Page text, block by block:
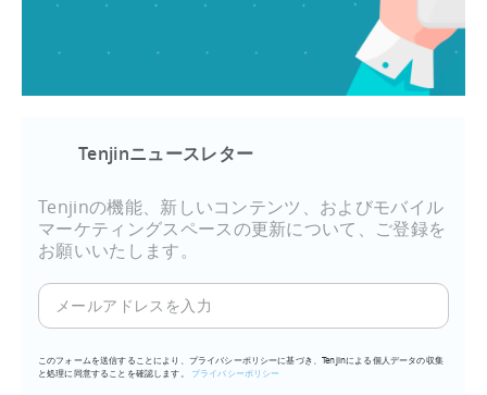
Tenjinニュースレター
Tenjinの機能、新しいコンテンツ、およびモバイル
マーケティングスペースの更新について、ご登録を
お願いいたします。
メ
ー
ア
このフォームを送信することにより、プライバシーポリシーに基づき、Tenjinによる個人データの収集
と処理に同意することを確認します。
プライバシーポリシー